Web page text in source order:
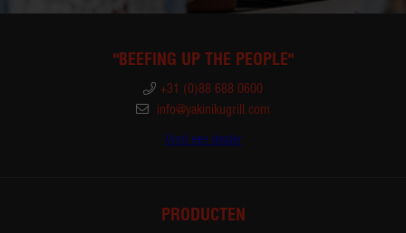
"BEEFING UP THE PEOPLE"
+31 (0)88 688 0600
info@yakinikugrill.com
Vind een dealer
PRODUCTEN